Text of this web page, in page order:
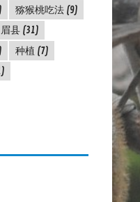
猕猴桃吃法(9)
眉县(31)
种植 (7)